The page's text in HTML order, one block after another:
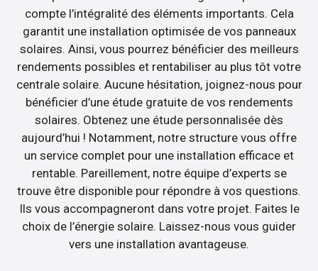
compte l’intégralité des éléments importants. Cela
garantit une installation optimisée de vos panneaux
solaires. Ainsi, vous pourrez bénéficier des meilleurs
rendements possibles et rentabiliser au plus tôt votre
centrale solaire. Aucune hésitation, joignez-nous pour
bénéficier d’une étude gratuite de vos rendements
solaires. Obtenez une étude personnalisée dès
aujourd’hui ! Notamment, notre structure vous offre
un service complet pour une installation efficace et
rentable. Pareillement, notre équipe d’experts se
trouve être disponible pour répondre à vos questions.
Ils vous accompagneront dans votre projet. Faites le
choix de l’énergie solaire. Laissez-nous vous guider
vers une installation avantageuse.